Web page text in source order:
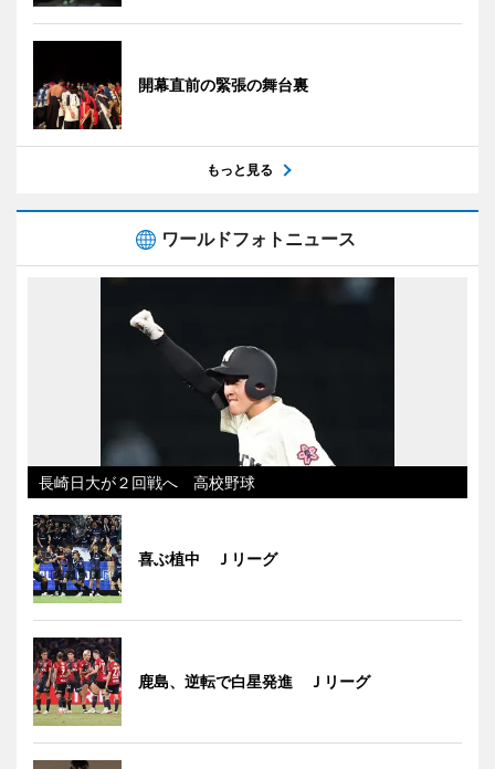
開幕直前の緊張の舞台裏
もっと見る
ワールドフォトニュース
長崎日大が２回戦へ 高校野球
喜ぶ植中 Ｊリーグ
鹿島、逆転で白星発進 Ｊリーグ